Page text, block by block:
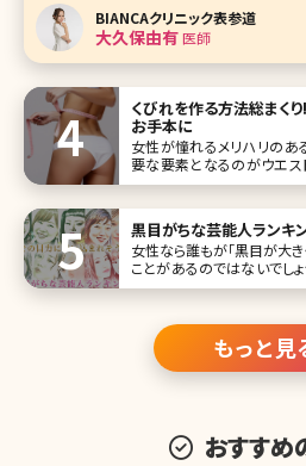
スタグラムで発信する美容
す。 みんな気
BIANCAクリニック表参道
大久保由有医師
くびれを作る方法総まく
お手本に
女性が憧れるメリハリのあ
要な要素となるのがウエス
エストや、ただ細いだけの
あげなが
黒目がちな芸能人ランキ
女性なら誰もが「黒目が大
ことがあるのではないでし
を見せるのと同じくらい、
てうらやましい芸能人10名
したメイクテクニもっと見
おすすめ